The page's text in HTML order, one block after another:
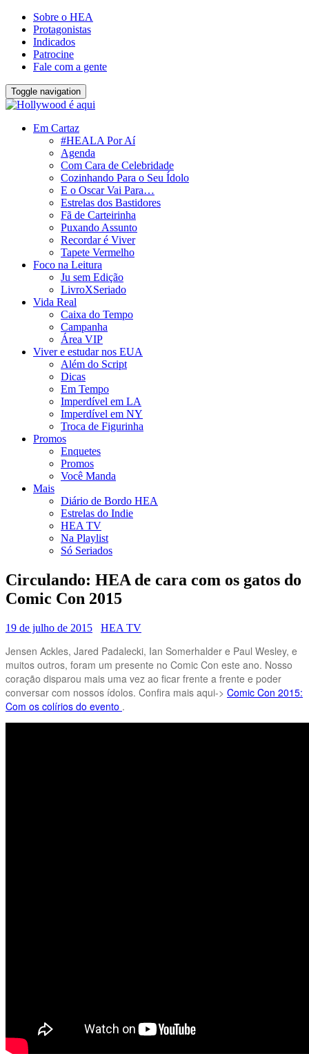
Sobre o HEA
Protagonistas
Indicados
Patrocine
Fale com a gente
Toggle navigation
Em Cartaz
#HEALA Por Aí
Agenda
Com Cara de Celebridade
Cozinhando Para o Seu Ídolo
E o Oscar Vai Para…
Estrelas dos Bastidores
Fã de Carteirinha
Puxando Assunto
Recordar é Viver
Tapete Vermelho
Foco na Leitura
Ju sem Edição
LivroXSeriado
Vida Real
Caixa do Tempo
Campanha
Área VIP
Viver e estudar nos EUA
Além do Script
Dicas
Em Tempo
Imperdível em LA
Imperdível em NY
Troca de Figurinha
Promos
Enquetes
Promos
Você Manda
Mais
Diário de Bordo HEA
Estrelas do Indie
HEA TV
Na Playlist
Só Seriados
Circulando: HEA de cara com os gatos do
Comic Con 2015
19 de julho de 2015 HEA TV
Jensen Ackles, Jared Padalecki, Ian Somerhalder e Paul Wesley, e
muitos outros, foram um presente no Comic Con este ano. Nosso
coração disparou mais uma vez ao ficar frente a frente e poder
conversar com nossos ídolos. Confira mais aqui-> Comic Con 2015:
Com os colírios do evento .